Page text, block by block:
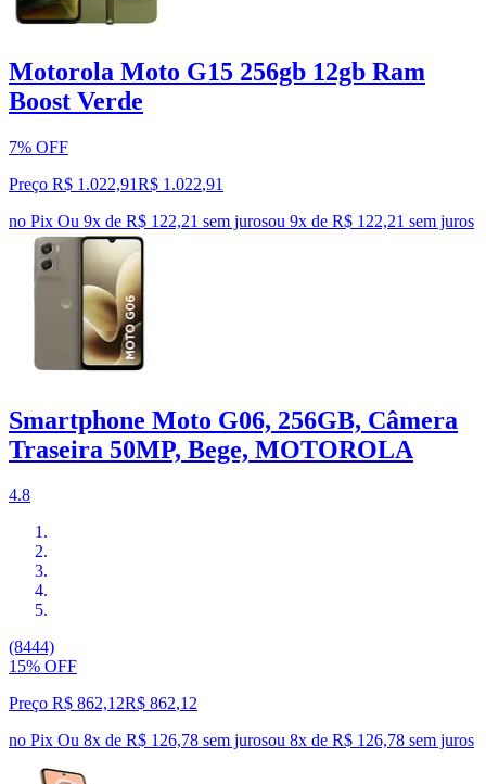
Motorola Moto G15 256gb 12gb Ram
Boost Verde
7% OFF
Preço R$ 1.022,91R$ 1.022,91
no Pix Ou 9x de R$ 122,21 sem jurosou 9x de R$ 122,21 sem juros
Smartphone Moto G06, 256GB, Câmera
Traseira 50MP, Bege, MOTOROLA
4.8
(8444)
15% OFF
Preço R$ 862,12R$ 862,12
no Pix Ou 8x de R$ 126,78 sem jurosou 8x de R$ 126,78 sem juros